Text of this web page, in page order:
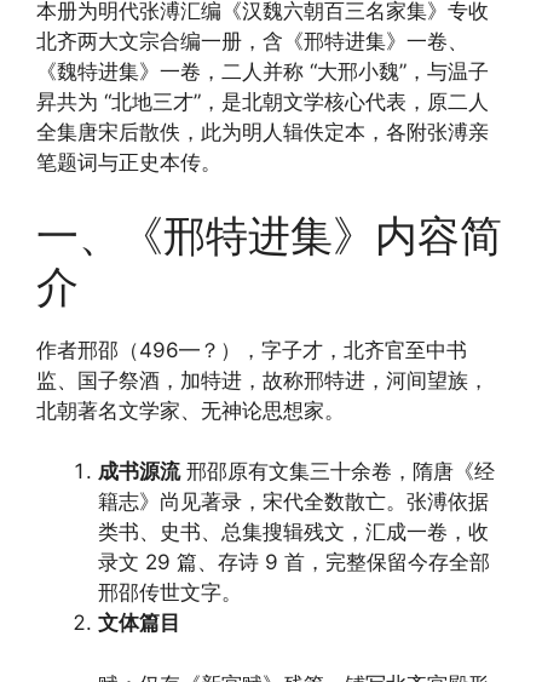
本册为明代张溥汇编《汉魏六朝百三名家集》专收
北齐两大文宗合编一册，含《邢特进集》一卷、
《魏特进集》一卷，二人并称 “大邢小魏”，与温子
昇共为 “北地三才”，是北朝文学核心代表，原二人
全集唐宋后散佚，此为明人辑佚定本，各附张溥亲
笔题词与正史本传。
一、《邢特进集》内容简
介
作者邢邵（496—？），字子才，北齐官至中书
监、国子祭酒，加特进，故称邢特进，河间望族，
北朝著名文学家、无神论思想家。
成书源流邢邵原有文集三十余卷，隋唐《经
籍志》尚见著录，宋代全数散亡。张溥依据
类书、史书、总集搜辑残文，汇成一卷，收
录文 29 篇、存诗 9 首，完整保留今存全部
邢邵传世文字。
文体篇目